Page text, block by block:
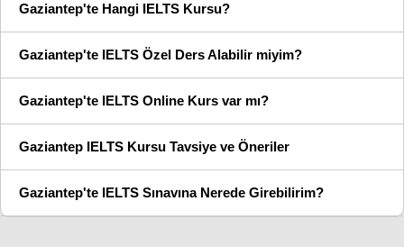
Gaziantep'te Hangi IELTS Kursu?
Gaziantep'te IELTS Özel Ders Alabilir miyim?
Gaziantep'te IELTS Online Kurs var mı?
Gaziantep IELTS Kursu Tavsiye ve Öneriler
Gaziantep'te IELTS Sınavına Nerede Girebilirim?